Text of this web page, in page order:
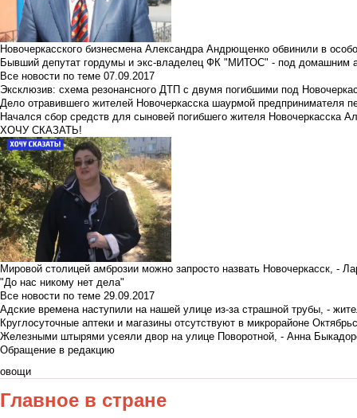
Новочеркасского бизнесмена Александра Андрющенко обвинили в
Бывший депутат гордумы и экс-владелец ФК "МИТОС" - под домашним
Все новости по теме 07.09.2017
Эксклюзив: схема резонансного ДТП с двумя погибшими под
Дело отравившего жителей Новочеркасска шаурмой предпринимателя
Начался сбор средств для сыновей погибшего жителя Новочеркасска
ХОЧУ СКАЗАТЬ!
Мировой столицей амброзии можно запросто назвать Новочеркасск, -
"До нас никому нет дела"
Все новости по теме 29.09.2017
Адские времена наступили на нашей улице из-за страшной трубы, -
Круглосуточные аптеки и магазины отсутствуют в микрорайоне
Железными штырями усеяли двор на улице Поворотной, - Анна
Обращение в редакцию
овощи
Главное в стране